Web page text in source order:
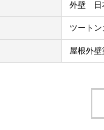
外壁 日
ツートン
屋根外